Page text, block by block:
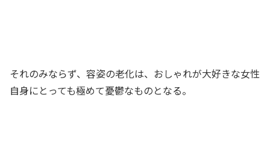
それのみならず、容姿の老化は、おしゃれが大好きな女性
自身にとっても極めて憂鬱なものとなる。